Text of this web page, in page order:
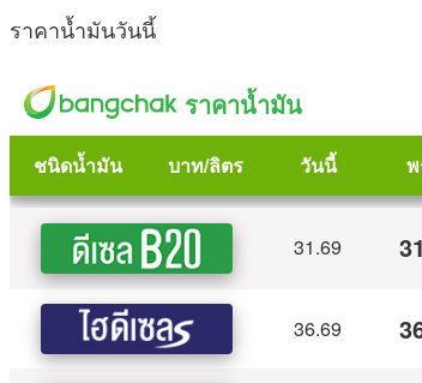
ราคาน้ำมันวันนี้